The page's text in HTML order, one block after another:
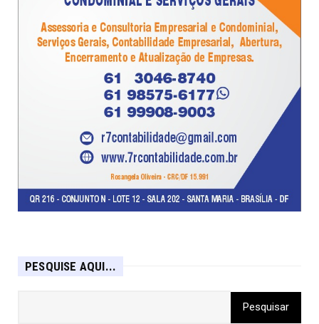
PESQUISE AQUI...